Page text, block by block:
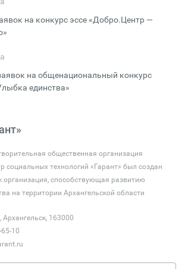
на конкурс эссе «Добро.Центр —
на общенациональный конкурс
единства»
общественная организация
социальных технологий «Гарант» был создан
организация, способствующая развитию
на территории Архангельской области
163000
10